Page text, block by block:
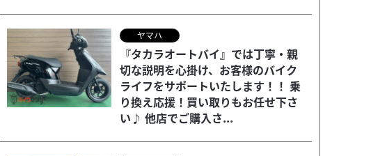
ヤマハ
『タカラオートバイ』では丁寧・親
切な説明を心掛け、お客様のバイク
ライフをサポートいたします！！ 乗
り換え応援！買い取りもお任せ下さ
い♪ 他店でご購入さ...